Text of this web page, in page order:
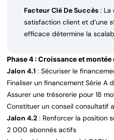
Facteur Clé De Succès : La
satisfaction client et d’une
efficace détermine la
Phase 4 : Croissance et
Jalon 4.1 : Sécuriser le
Finaliser un financement Série
Assurer une trésorerie pour 18
Constituer un conseil consultatif
Jalon 4.2 : Renforcer la position
2 000 abonnés actifs